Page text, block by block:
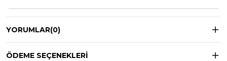
YORUMLAR(0)
ÖDEME SEÇENEKLERI